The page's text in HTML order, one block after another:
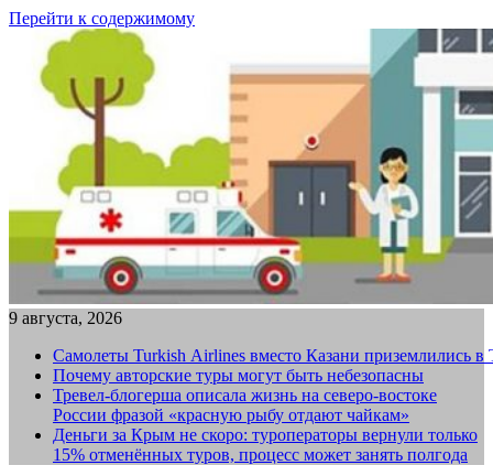
Перейти к содержимому
9 августа, 2026
Самолеты Turkish Airlines вместо Казани приземлились в
Почему авторские туры могут быть небезопасны
Тревел-блогерша описала жизнь на северо-востоке
России фразой «красную рыбу отдают чайкам»
Деньги за Крым не скоро: туроператоры вернули только
15% отменённых туров, процесс может занять полгода